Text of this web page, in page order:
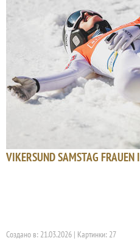
VIKERSUND SAMSTAG FRAUEN I
Создано в: 21.03.2026 | Картинки: 27